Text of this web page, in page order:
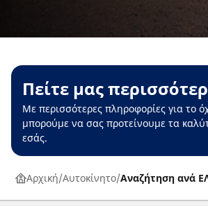
Πείτε μας
Με περισσότερες πληροφορίες για το
μπορούμε να σας προτείνουμε τα
εσάς.
Αρχική Αυτοκίνητο Αναζήτηση ανά